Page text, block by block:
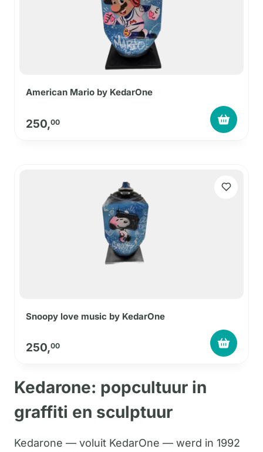
American Mario by KedarOne
250,00
Snoopy love music by KedarOne
250,00
Kedarone: popcultuur in
graffiti en sculptuur
Kedarone — voluit KedarOne — werd in 1992